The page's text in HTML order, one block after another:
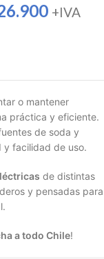
+IVA
o mantener
práctica y eficiente.
de soda y
y facilidad de uso.
de distintas
y pensadas para
a todo Chile!